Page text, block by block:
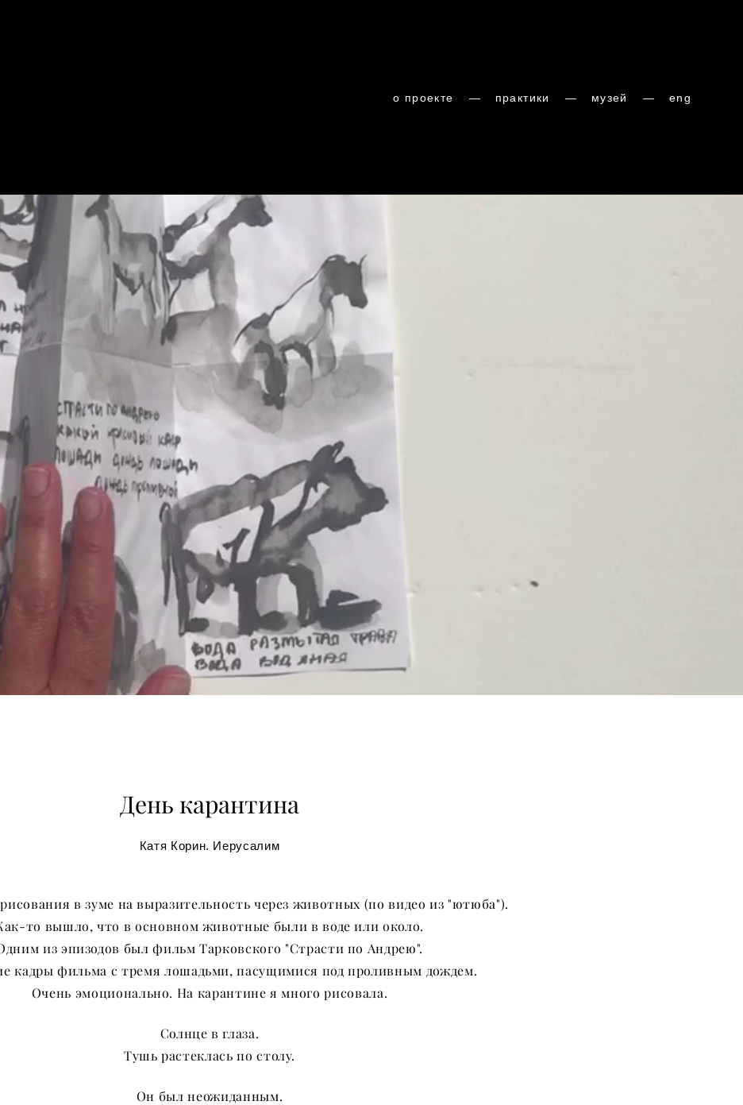
о проекте — практики — музей — eng
о проекте — практики — музей — eng
День карантина
Катя Корин. Иерусалим
в зуме на выразительность через животных (по видео из "ютюба").
то вышло, что в основном животные были в воде или около.
из эпизодов был фильм Тарковского "Страсти по Андрею".
кадры фильма с тремя лошадьми, пасущимися под проливным дождем.
Очень эмоционально. На карантине я много рисовала.
Солнце в глаза.
Тушь растеклась по столу.
Он был неожиданным.